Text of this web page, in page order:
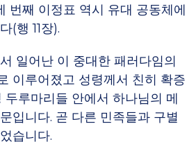
번째 이정표 역시 유대 공동체에
(행 11장).
일어난 이 중대한 패러다임의
이루어졌고 성령께서 친히 확증
두루마리들 안에서 하나님의 메
입니다. 곧 다른 민족들과 구별
습니다.